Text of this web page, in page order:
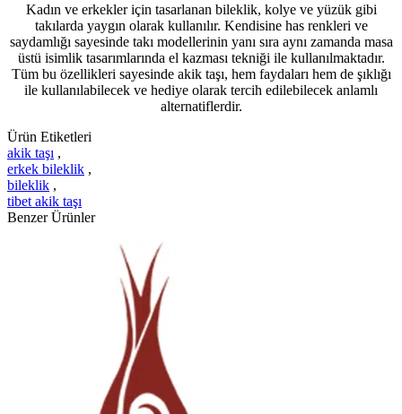
Kadın ve erkekler için tasarlanan bileklik, kolye ve yüzük gibi
takılarda yaygın olarak kullanılır. Kendisine has renkleri ve
saydamlığı sayesinde takı modellerinin yanı sıra aynı zamanda masa
üstü isimlik tasarımlarında el kazması tekniği ile kullanılmaktadır.
Tüm bu özellikleri sayesinde akik taşı, hem faydaları hem de şıklığı
ile kullanılabilecek ve hediye olarak tercih edilebilecek anlamlı
alternatiflerdir.
Ürün Etiketleri
akik taşı ,
erkek bileklik ,
bileklik ,
tibet akik taşı
Benzer Ürünler